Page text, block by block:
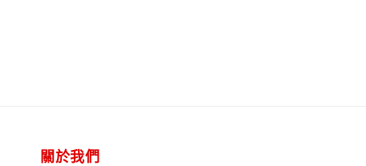
關於我們